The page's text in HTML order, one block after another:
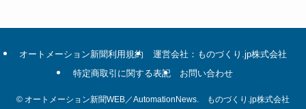
オートメーション新聞利用規約
運営会社：ものづくり.jp株式会社
特定商取引に関する表記
お問い合わせ
© オートメーション新聞WEB／AutomationNews. ものづくり.jp株式会社